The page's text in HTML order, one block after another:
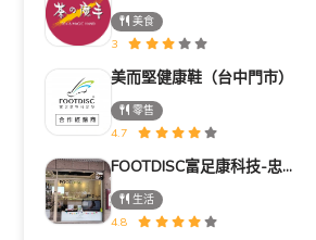
長青優惠
65歲以上長者來店內用餐，結帳前出
立即享有【長者本人消費用餐優待價
美食
3
美而堅健康鞋（台中門市）
零售
4.7
FOOTDISC富足康科技-忠孝直營門市
生活
4.8